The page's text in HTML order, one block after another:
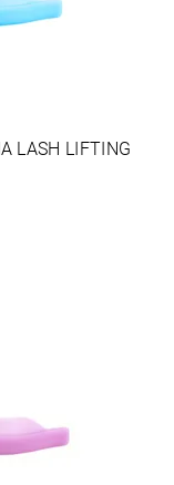
LASH LIFTING